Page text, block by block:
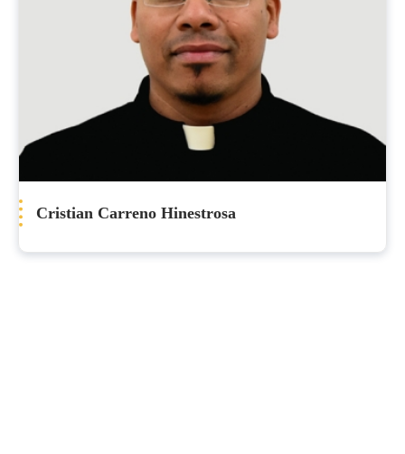
Cristian Carreno Hinestrosa